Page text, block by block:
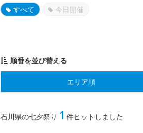
すべて 今日開催
順番を並び替える
エリア順
石川県の七夕祭り 1 件ヒットしました